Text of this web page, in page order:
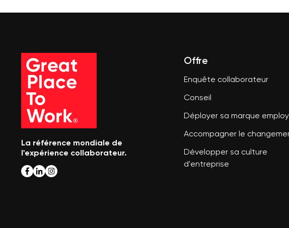
La référence mondiale de
l'expérience collaborateur.
Offre
Enquête collaborateur
Conseil
Déployer sa marque
Accompagner le
Développer sa culture
d'entreprise